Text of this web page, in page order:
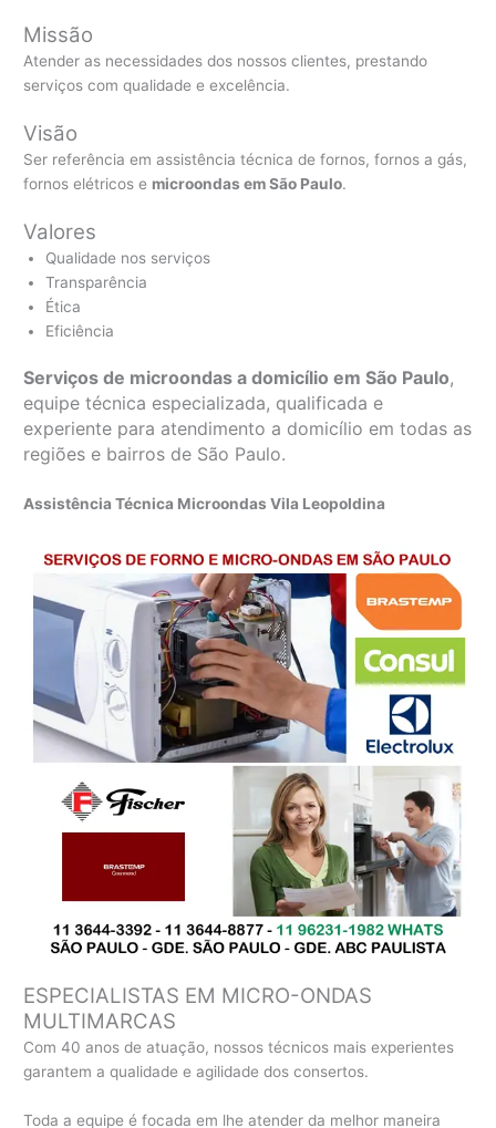
Missão
Atender as necessidades dos nossos clientes, prestando
serviços com qualidade e excelência.
Visão
Ser referência em assistência técnica de fornos, fornos a gás,
fornos elétricos e microondas em São Paulo.
Valores
Qualidade nos serviços
Transparência
Ética
Eficiência
Serviços de microondas a domicílio em São Paulo,
equipe técnica especializada, qualificada e
experiente para atendimento a domicílio em todas as
regiões e bairros de São Paulo.
Assistência Técnica Microondas Vila Leopoldina
ESPECIALISTAS EM MICRO-ONDAS
MULTIMARCAS
Com 40 anos de atuação, nossos técnicos mais experientes
garantem a qualidade e agilidade dos consertos.
Toda a equipe é focada em lhe atender da melhor maneira